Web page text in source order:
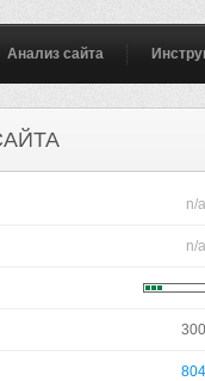
Анализ сайта
n/a
n/a
300
804